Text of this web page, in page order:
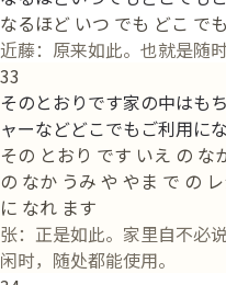
なるほど いつ でも どこ で
近藤：原来如此。也就是随
33
そのとおりです家の中はも
ャーなどどこでもご利用に
その とおり です いえ の な
の なか うみ や やま で の
に なれ ます
张：正是如此。家里自不必
闲时，随处都能使用。